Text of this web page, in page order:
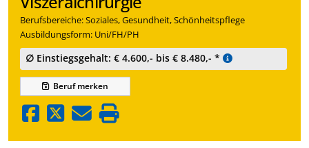
Berufsbereiche: Soziales, Gesundheit, Schönheitspflege
Ausbildungsform: Uni/FH/PH
∅ Einstiegsgehalt: € 4.600,- bis € 8.480,- *
Berufmerken